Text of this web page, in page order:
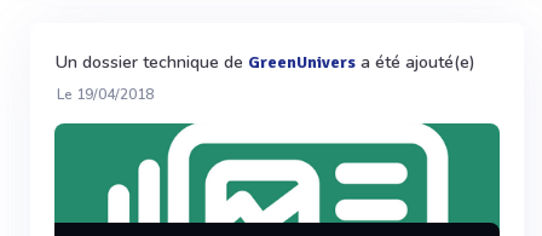
Un dossier technique de GreenUnivers a été ajouté(e)
Le 19/04/2018